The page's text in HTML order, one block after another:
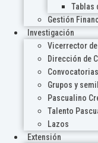
Tablas
Gestión
Investigación
Vicerrector
Dirección de
Grupos y
Pascualino
Talento
Lazos
Extensión